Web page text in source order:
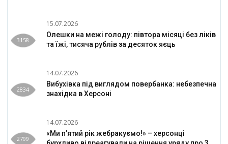
3158
15.07.2026
Олешки на межі голоду: півтора місяці без ліків
та їжі, тисяча рублів за десяток яєць
2834
14.07.2026
Вибухівка під виглядом повербанка: небезпечна
знахідка в Херсоні
2799
14.07.2026
«Ми п’ятий рік жебракуємо!» – херсонці